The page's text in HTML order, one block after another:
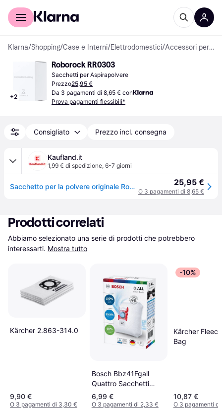
Per il tuo shopping
Klarna/Shopping/Case e Interni/Elettrodomestici/ Accessori per aspirapolvere
+2
Roborock RR0303
Sacchetti per Aspirapolvere
Prezzo25,95 €
Da 3 pagamenti di 8,65 € con
Prova pagamenti flessibili*
Consigliato Prezzo incl. consegna
Kaufland.it
1,99 € di spedizione, 6-7 giorni
Sacchetto per la polvere originale Roborock in confezione da 3 pezzi per la stazione di aspirazione Q7 Max+ / S7 MaxV Ultra 25,95 €
O 3 pagamenti di 8,65 €
Prodotti correlati
Abbiamo selezionato una serie di prodotti che potrebbero
interessarti. Mostra tutto
Kärcher 2.863-314.0
9,90 €
O 3 pagamenti di 3,30 €
Bosch Bbz41Fgall
Quattro Sacchetti
Powerprotect Per
Aspirapolvere
6,99 €
O 3 pagamenti di 2,33 €
-10%
Kärcher
Bag
10,87 €
O 3 pagamenti